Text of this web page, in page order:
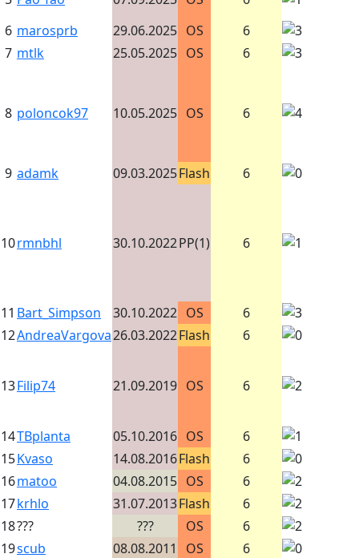
6 marosprb 29.06.2025 OS
6
7 mtlk 25.05.2025 OS 6
8 poloncok97 10.05.2025 OS 6
9 adamk 09.03.2025Flash 6
10rmnbhl 30.10.2022PP(1) 6
11 Bart_Simpson 30.10.2022 OS
6
12AndreaVargova26.03.2022Flash 6
13Filip74 21.09.2019 OS 6
14TBplanta 05.10.2016 OS
6
15Kvaso 14.08.2016Flash
6
16matoo 04.08.2015 OS
6
17krhlo 31.07.2013Flash
6
18??? ??? OS
6
19scub 08.08.2011 OS
6